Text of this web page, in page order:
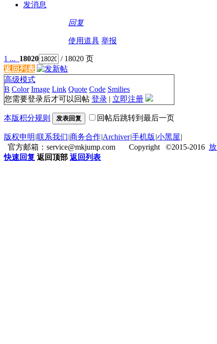
发消息
回复
使用道具 举报
1 ... 18020
/ 18020 页
返回列表
高级模式
B Color Image Link Quote Code Smilies
您需要登录后才可以回帖 登录 | 立即注册
本版积分规则 发表回复 回帖后跳转到最后一页
版权申明 |联系我们|商务合作|Archiver|手机版 |小黑屋|
官方邮箱：service@mkjump.com Copyright ©2015-2016
快速回复 返回顶部 返回列表